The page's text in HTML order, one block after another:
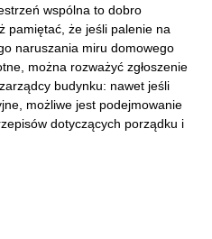
wspólna to dobro
pamiętać, że jeśli palenie na
naruszania miru domowego
można rozważyć zgłoszenie
budynku: nawet jeśli
możliwe jest podejmowanie
dotyczących porządku i